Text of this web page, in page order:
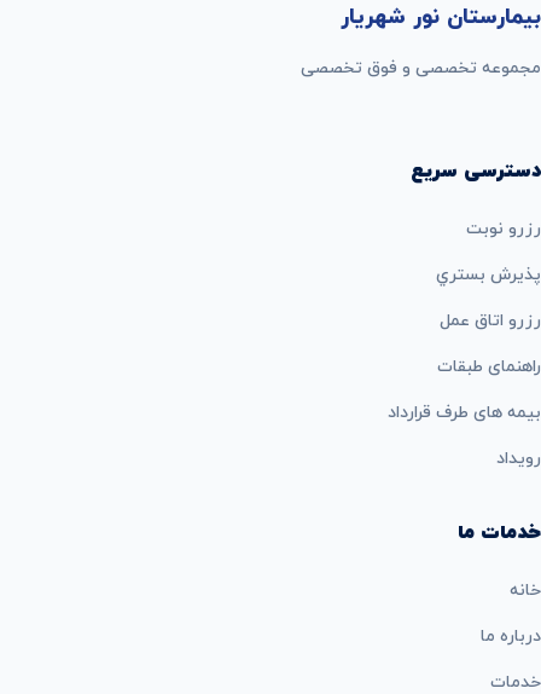
بیمارستان نور شهریار
مجموعه تخصصی و فوق تخصصی
دسترسی سریع
رزرو نوبت
پذيرش بستري
رزرو اتاق عمل
راهنمای طبقات
بيمه های طرف قرارداد
رویداد
خدمات ما
خانه
درباره ما
خدمات